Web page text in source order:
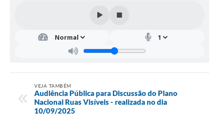
VEJA TAMBÉM
Audiência Pública para Discussão do Plano
Nacional Ruas Visíveis - realizada no dia
10/09/2025